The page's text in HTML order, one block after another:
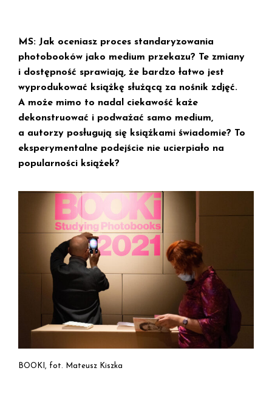
MS: Jak oceniasz proces standaryzowania
photobooków jako medium przekazu? Te zmiany
i dostępność sprawiają, że bardzo łatwo jest
wyprodukować książkę służącą za nośnik zdjęć.
A może mimo to nadal ciekawość każe
dekonstruować i podważać samo medium,
a autorzy posługują się książkami świadomie? To
eksperymentalne podejście nie ucierpiało na
popularności książek?
BOOKI, fot. Mateusz Kiszka